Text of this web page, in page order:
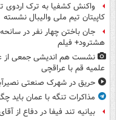
واکنش کشفیا به ترک اردوی
کاپیتان تیم ملی والیبال نشسته
جان باختن چهار نفر در
هشترود+ فیلم
نشست هم اندیشی جمعی از
علمیه قم با عراقچی
حریق در شهرک صنعتی
مذاکرات تنگه با عمان باید
بیانیه تند فیفا در دفاع از